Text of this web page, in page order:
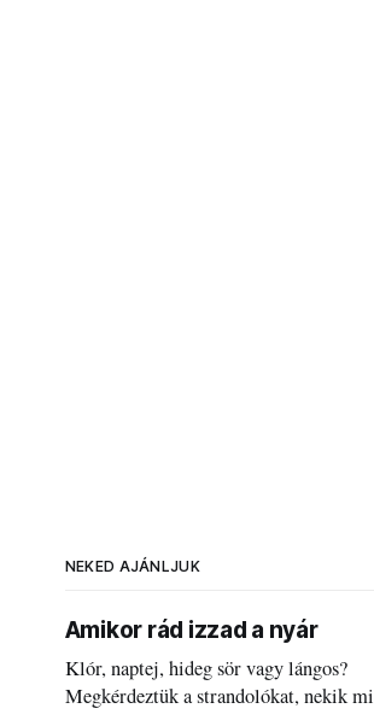
NEKED AJÁNLJUK
Amikor rád izzad a nyár
Klór, naptej, hideg sör vagy lángos?
Megkérdeztük a strandolókat, nekik mi